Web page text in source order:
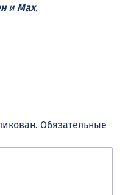
и Max.
Обязательные